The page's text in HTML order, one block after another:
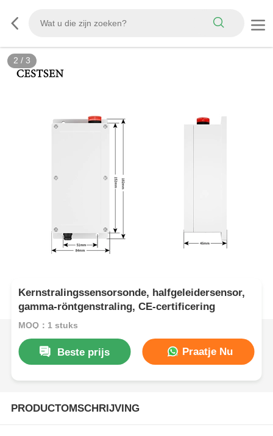
2 / 3
Kernstralingssensorsonde, halfgeleidersensor,
gamma-röntgenstraling, CE-certificering
MOQ：1 stuks
Beste prijs Praatje Nu
PRODUCTOMSCHRIJVING